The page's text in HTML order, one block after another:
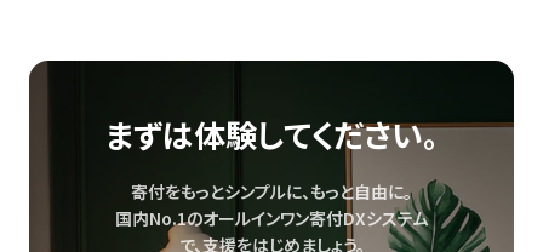
まずは体験してください。
寄付をもっとシンプルに、もっと自由に。
国内No.1のオールインワン寄付DXシステム
で、支援をはじめましょう。